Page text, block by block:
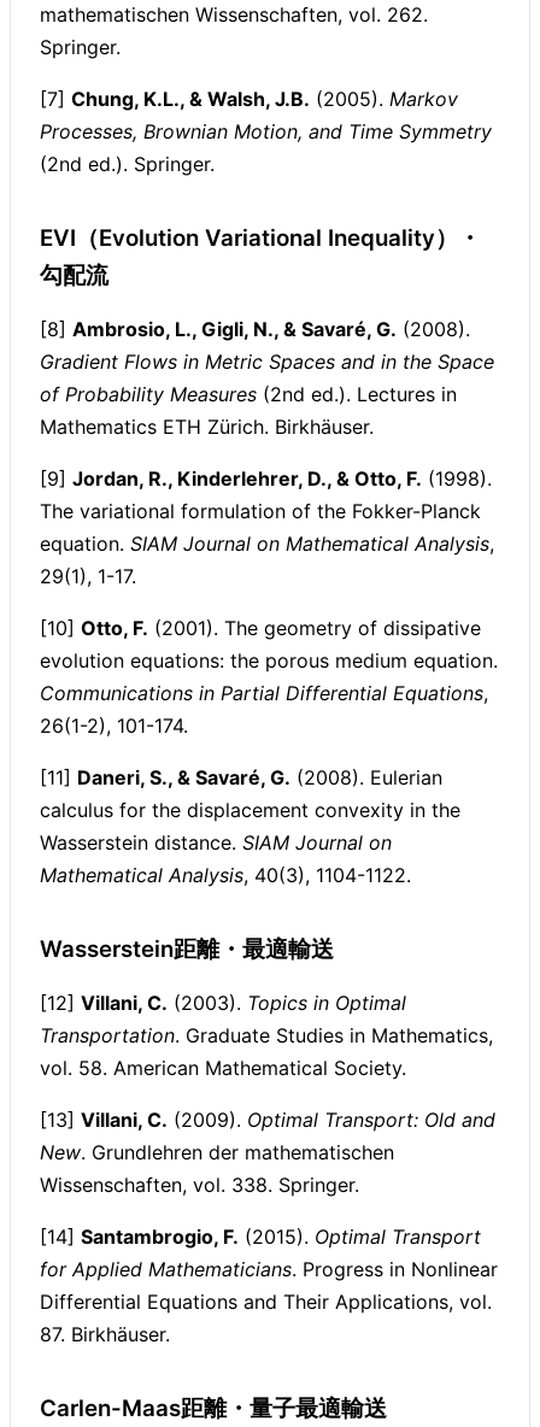
mathematischen Wissenschaften, vol. 262.
Springer.
[7] Chung, K.L., & Walsh, J.B. (2005). Markov
Processes, Brownian Motion, and Time Symmetry
(2nd ed.). Springer.
EVI（Evolution Variational Inequality）・
勾配流
[8] Ambrosio, L., Gigli, N., & Savaré, G. (2008).
Gradient Flows in Metric Spaces and in the Space
of Probability Measures (2nd ed.). Lectures in
Mathematics ETH Zürich. Birkhäuser.
[9] Jordan, R., Kinderlehrer, D., & Otto, F. (1998).
The variational formulation of the Fokker-Planck
equation. SIAM Journal on Mathematical Analysis,
29(1), 1-17.
[10] Otto, F. (2001). The geometry of dissipative
evolution equations: the porous medium equation.
Communications in Partial Differential Equations,
26(1-2), 101-174.
[11] Daneri, S., & Savaré, G. (2008). Eulerian
calculus for the displacement convexity in the
Wasserstein distance. SIAM Journal on
Mathematical Analysis, 40(3), 1104-1122.
Wasserstein距離・最適輸送
[12] Villani, C. (2003). Topics in Optimal
Transportation. Graduate Studies in Mathematics,
vol. 58. American Mathematical Society.
[13] Villani, C. (2009). Optimal Transport: Old and
New. Grundlehren der mathematischen
Wissenschaften, vol. 338. Springer.
[14] Santambrogio, F. (2015). Optimal Transport
for Applied Mathematicians. Progress in Nonlinear
Differential Equations and Their Applications, vol.
87. Birkhäuser.
Carlen-Maas距離・量子最適輸送